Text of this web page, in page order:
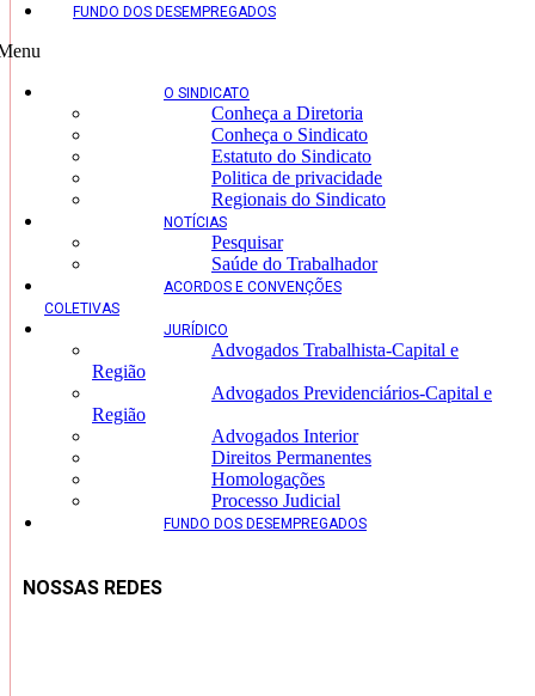
FUNDO DOS DESEMPREGADOS
O SINDICATO
Conheça a Diretoria
Conheça o Sindicato
Estatuto do Sindicato
Politica de privacidade
Regionais do Sindicato
NOTÍCIAS
Pesquisar
Saúde do Trabalhador
ACORDOS E CONVENÇÕES
COLETIVAS
JURÍDICO
Advogados Trabalhista-Capital e
Região
Advogados Previdenciários-Capital e
Região
Advogados Interior
Direitos Permanentes
Homologações
Processo Judicial
FUNDO DOS DESEMPREGADOS
NOSSAS REDES